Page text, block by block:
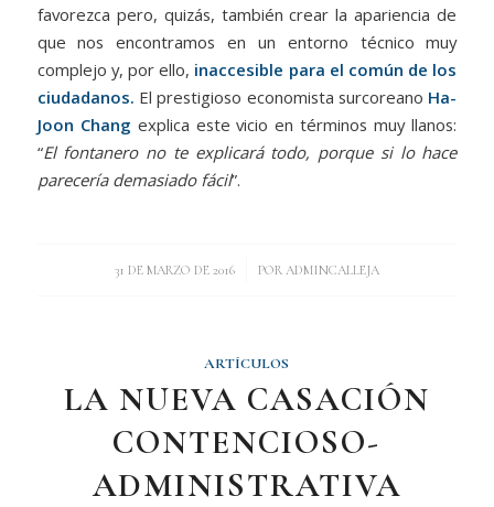
favorezca pero, quizás, también crear la apariencia de
que nos encontramos en un entorno técnico muy
complejo y, por ello, inaccesible para el común de los
ciudadanos. El prestigioso economista surcoreano Ha-
Joon Chang explica este vicio en términos muy llanos:
“El fontanero no te explicará todo, porque si lo hace
parecería demasiado fácil”.
31 DE MARZO DE 2016
/ POR ADMINCALLEJA
ARTÍCULOS
LA NUEVA CASACIÓN
CONTENCIOSO-
ADMINISTRATIVA